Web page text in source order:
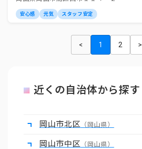
安心感 元気 スタッフ安定
< 1 2 >
近くの自治体から探す
岡山市北区 （岡山県）
岡山市中区 （岡山県）